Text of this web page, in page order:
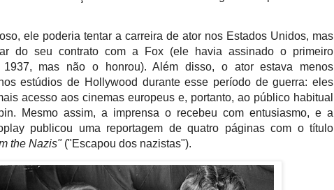
ele poderia tentar a carreira de ator nos Estados Unidos, mas
do seu contrato com a Fox (ele havia assinado o primeiro
1937, mas não o honrou). Além disso, o ator estava menos
estúdios de Hollywood durante esse período de guerra: eles
acesso aos cinemas europeus e, portanto, ao público habitual
Mesmo assim, a imprensa o recebeu com entusiasmo, e a
publicou uma reportagem de quatro páginas com o título
the Nazis"("Escapou dos nazistas").